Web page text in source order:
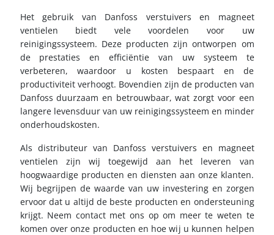
Het gebruik van Danfoss verstuivers en magneet
ventielen biedt vele voordelen voor uw
reinigingssysteem. Deze producten zijn ontworpen om
de prestaties en efficiëntie van uw systeem te
verbeteren, waardoor u kosten bespaart en de
productiviteit verhoogt. Bovendien zijn de producten van
Danfoss duurzaam en betrouwbaar, wat zorgt voor een
langere levensduur van uw reinigingssysteem en minder
onderhoudskosten.
Als distributeur van Danfoss verstuivers en magneet
ventielen zijn wij toegewijd aan het leveren van
hoogwaardige producten en diensten aan onze klanten.
Wij begrijpen de waarde van uw investering en zorgen
ervoor dat u altijd de beste producten en ondersteuning
krijgt. Neem contact met ons op om meer te weten te
komen over onze producten en hoe wij u kunnen helpen